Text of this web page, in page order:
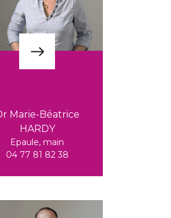
Marie-Béatrice
HARDY
Epaule, main
04 77 81 82 38